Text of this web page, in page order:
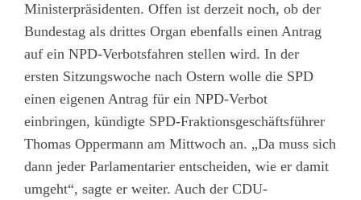
Ministerpräsidenten. Offen ist derzeit noch, ob der
Bundestag als drittes Organ ebenfalls einen Antrag
auf ein NPD-Verbotsfahren stellen wird. In der
ersten Sitzungswoche nach Ostern wolle die SPD
einen eigenen Antrag für ein NPD-Verbot
einbringen, kündigte SPD-Fraktionsgeschäftsführer
Thomas Oppermann am Mittwoch an. „Da muss sich
dann jeder Parlamentarier entscheiden, wie er damit
umgeht“, sagte er weiter. Auch der CDU-